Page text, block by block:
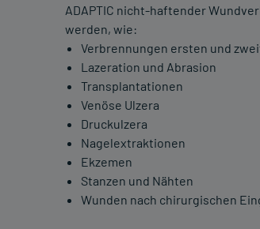
ADAPTIC nicht-haftender
werden, wie:
Verbrennungen ersten und
Lazeration und Abrasion
Transplantationen
Venöse Ulzera
Druckulzera
Nagelextraktionen
Ekzemen
Stanzen und Nähten
Wunden nach chirurgischen